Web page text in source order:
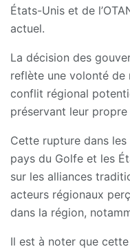
États-Unis et de
actuel.
La décision des
reflète une volonté de
conflit régional
préservant leur
Cette rupture dans
pays du Golfe et les
sur les alliances
acteurs régionaux
dans la région,
Il est à noter que